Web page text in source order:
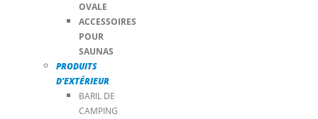
OVALE
ACCESSOIRES
POUR
SAUNAS
PRODUITS
D’EXTÉRIEUR
BARIL DE
CAMPING